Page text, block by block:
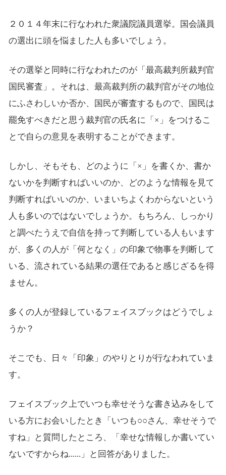
２０１４年末に行なわれた衆議院議員選挙。国会議員
の選出に頭を悩ました人も多いでしょう。
その選挙と同時に行なわれたのが「最高裁判所裁判官
国民審査」。それは、最高裁判所の裁判官がその地位
にふさわしいか否か、国民が審査するもので、国民は
罷免すべきだと思う裁判官の氏名に「×」をつけるこ
とで自らの意見を表明することができます。
しかし、そもそも、どのように「×」を書くか、書か
ないかを判断すればいいのか、どのような情報を見て
判断すればいいのか、いまいちよくわからないという
人も多いのではないでしょうか。もちろん、しっかり
と調べたうえで自信を持って判断している人もいます
が、多くの人が「何となく」の印象で物事を判断して
いる、流されている結果の選任であると感じざるを得
ません。
多くの人が登録しているフェイスブックはどうでしょ
うか？
そこでも、日々「印象」のやりとりが行なわれていま
す。
フェイスブック上でいつも幸せそうな書き込みをして
いる方にお会いしたとき「いつも○○さん、幸せそうで
すね」と質問したところ、「幸せな情報しか書いてい
ないですからね......」と回答がありました。